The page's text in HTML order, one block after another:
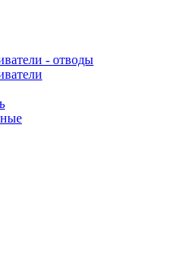
- отводы